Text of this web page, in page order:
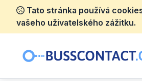
Tato stránka používá
vašeho uživatelského zážitku.